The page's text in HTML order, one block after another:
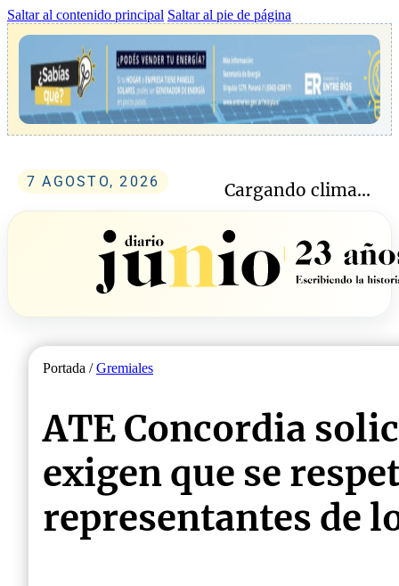
Saltar al contenido principal Saltar al pie de página
7 AGOSTO, 2026 Cargando clima...
Portada /Gremiales
ATE Concordia
exigen que se
representantes de